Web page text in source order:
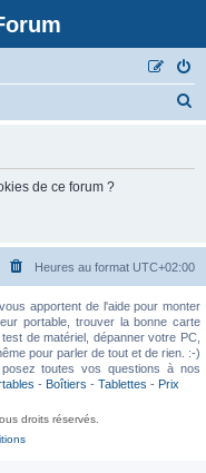
de ce forum ?
Heures au format UTC+02:00
apportent de l'aide pour monter
portable, trouver la bonne carte
de matériel, dépanner votre PC,
pour parler de tout et de rien. :-)
toutes vos questions à nos
- Boîtiers - Tablettes - Prix
droits réservés.